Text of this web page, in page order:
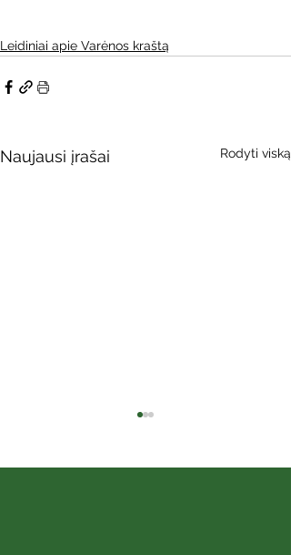
Leidiniai apie Varėnos kraštą
Naujausi įrašai Rodyti viską